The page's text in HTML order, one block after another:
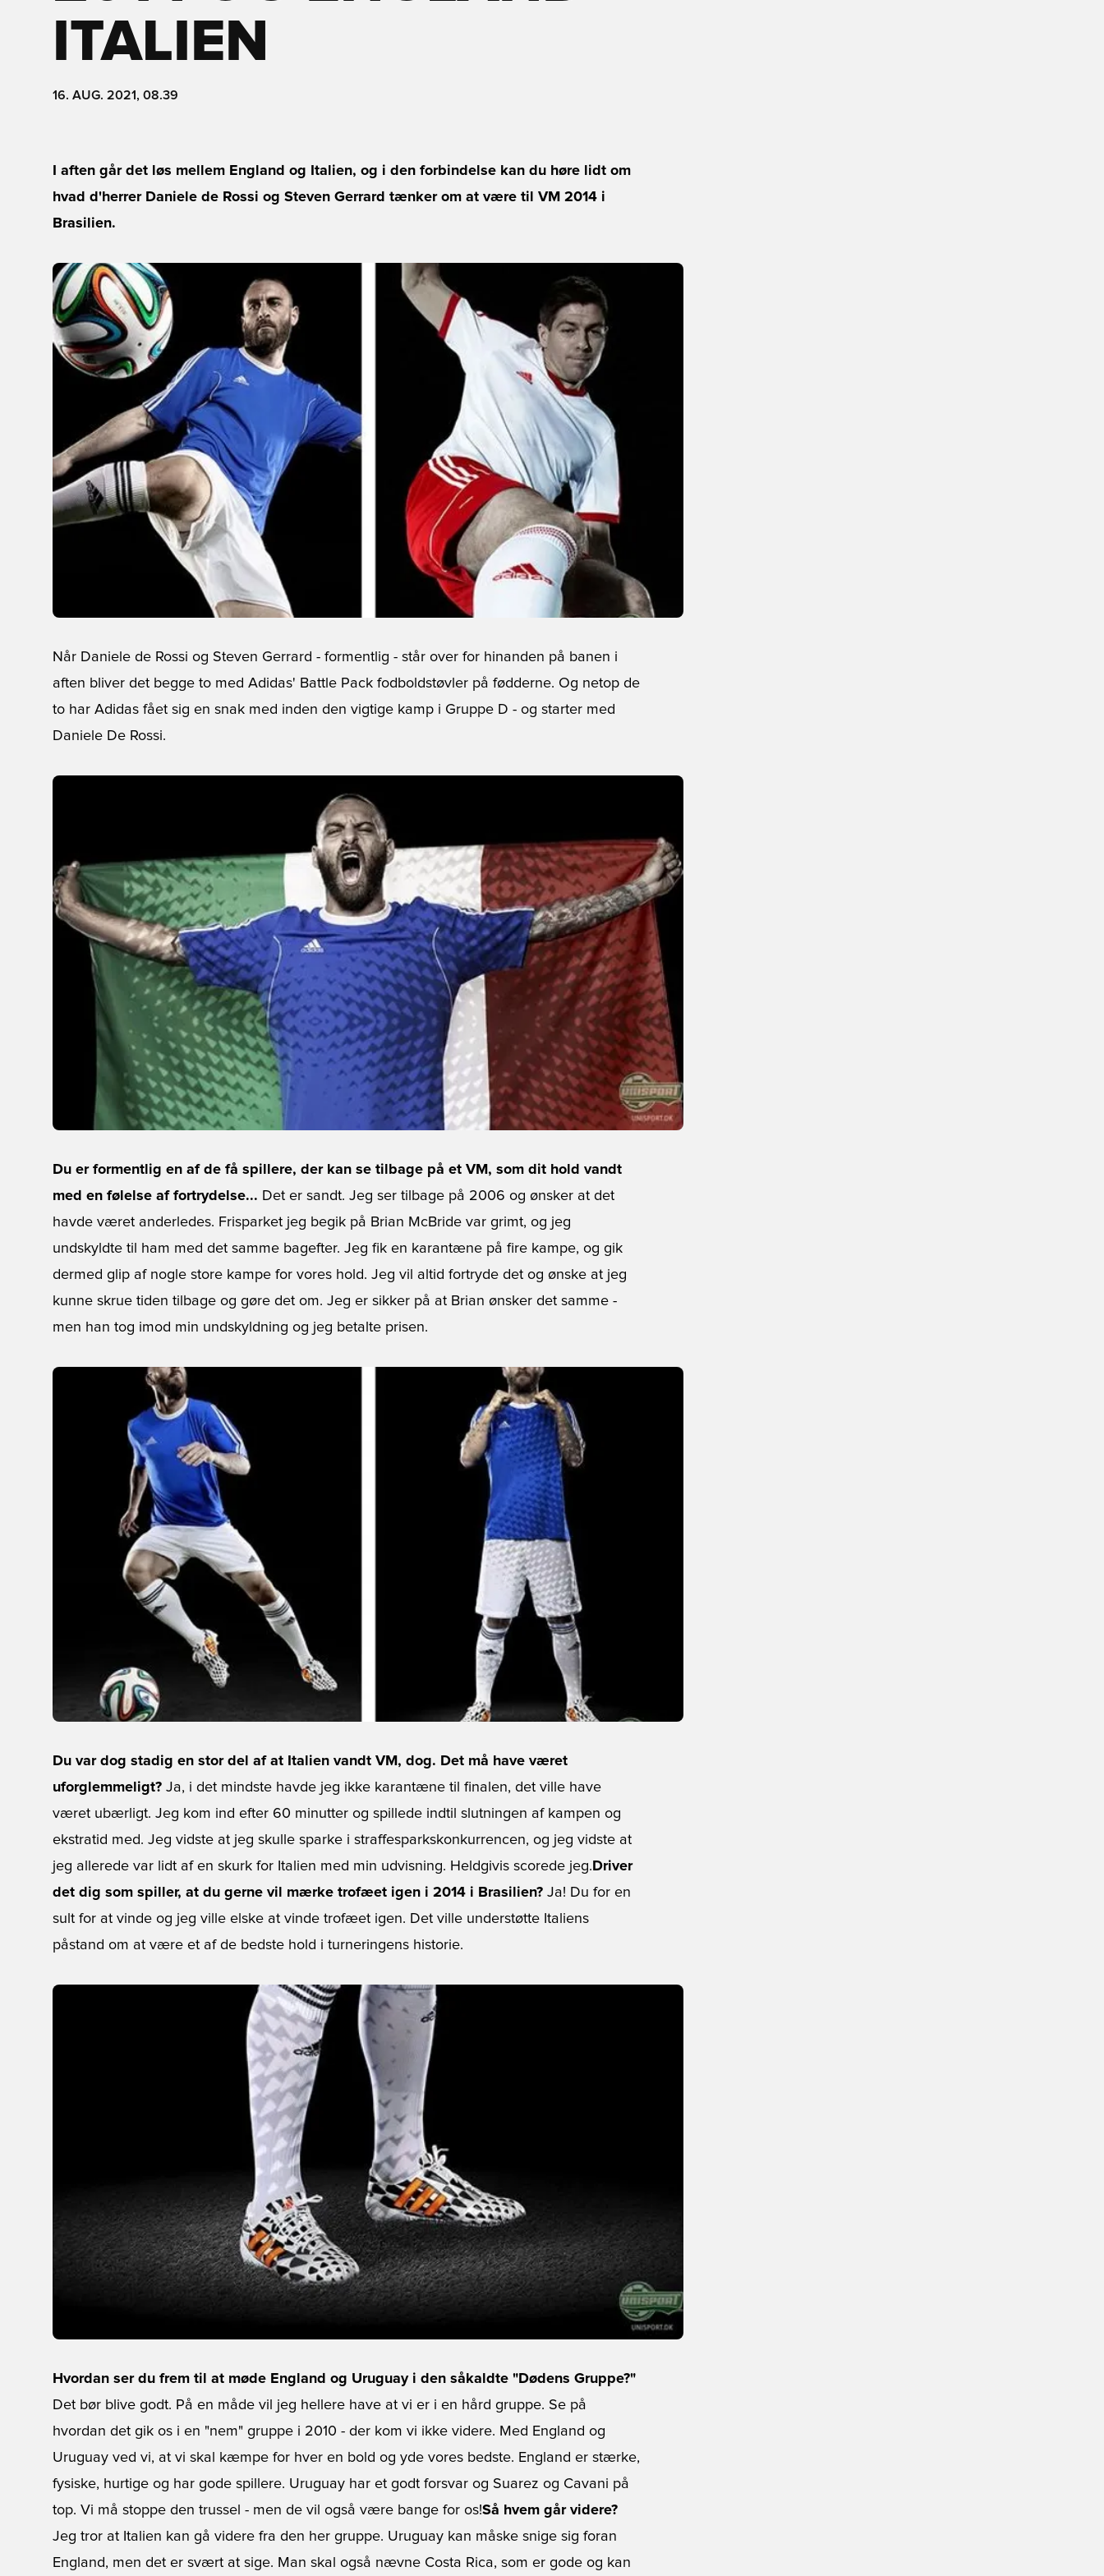
ITALIEN
16. AUG. 2021, 08.39
I aften går det løs mellem England og Italien, og i den forbindelse kan du høre lidt om
hvad d'herrer Daniele de Rossi og Steven Gerrard tænker om at være til VM 2014 i
Brasilien.
Når Daniele de Rossi og Steven Gerrard - formentlig - står over for hinanden på banen i
aften bliver det begge to med Adidas' Battle Pack fodboldstøvler på fødderne. Og netop de
to har Adidas fået sig en snak med inden den vigtige kamp i Gruppe D - og starter med
Daniele De Rossi.
Du er formentlig en af de få spillere, der kan se tilbage på et VM, som dit hold vandt
med en følelse af fortrydelse... Det er sandt. Jeg ser tilbage på 2006 og ønsker at det
havde været anderledes. Frisparket jeg begik på Brian McBride var grimt, og jeg
undskyldte til ham med det samme bagefter. Jeg fik en karantæne på fire kampe, og gik
dermed glip af nogle store kampe for vores hold. Jeg vil altid fortryde det og ønske at jeg
kunne skrue tiden tilbage og gøre det om. Jeg er sikker på at Brian ønsker det samme -
men han tog imod min undskyldning og jeg betalte prisen.
Du var dog stadig en stor del af at Italien vandt VM, dog. Det må have været
uforglemmeligt? Ja, i det mindste havde jeg ikke karantæne til finalen, det ville have
været ubærligt. Jeg kom ind efter 60 minutter og spillede indtil slutningen af kampen og
ekstratid med. Jeg vidste at jeg skulle sparke i straffesparkskonkurrencen, og jeg vidste at
jeg allerede var lidt af en skurk for Italien med min udvisning. Heldgivis scorede jeg. Driver
det dig som spiller, at du gerne vil mærke trofæet igen i 2014 i Brasilien? Ja! Du for en
sult for at vinde og jeg ville elske at vinde trofæet igen. Det ville understøtte Italiens
påstand om at være et af de bedste hold i turneringens historie.
Hvordan ser du frem til at møde England og Uruguay i den såkaldte "Dødens Gruppe?"
Det bør blive godt. På en måde vil jeg hellere have at vi er i en hård gruppe. Se på
hvordan det gik os i en "nem" gruppe i 2010 - der kom vi ikke videre. Med England og
Uruguay ved vi, at vi skal kæmpe for hver en bold og yde vores bedste. England er stærke,
fysiske, hurtige og har gode spillere. Uruguay har et godt forsvar og Suarez og Cavani på
top. Vi må stoppe den trussel - men de vil også være bange for os!Så hvem går videre?
Jeg tror at Italien kan gå videre fra den her gruppe. Uruguay kan måske snige sig foran
England, men det er svært at sige. Man skal også nævne Costa Rica, som er gode og kan